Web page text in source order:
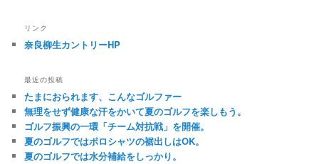
リンク
奈良柳生カントリーHP
最近の投稿
たまにおられます、こんなゴルファー
無理をせず健康な汗をかいて夏のゴルフを楽しもう。
ゴルフ振興の一環「チーム対抗戦」を開催。
夏のゴルフではポロシャツの裾出しはOK。
夏のゴルフでは水分補給をしっかり。